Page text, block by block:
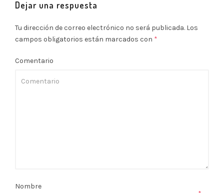
Dejar una respuesta
Tu dirección de correo electrónico no será publicada. Los
campos obligatorios están marcados con *
Comentario
Nombre